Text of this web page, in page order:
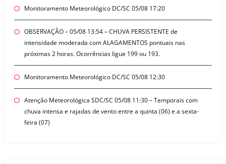
Monitoramento Meteorológico DC/SC 05/08 17:20
OBSERVAÇÃO – 05/08 13:54 – CHUVA PERSISTENTE de
intensidade moderada com ALAGAMENTOS pontuais nas
próximas 2 horas. Ocorrências ligue 199 ou 193.
Monitoramento Meteorológico DC/SC 05/08 12:30
Atenção Meteorológica SDC/SC 05/08 11:30 – Temporais com
chuva intensa e rajadas de vento entre a quinta (06) e a sexta-
feira (07)